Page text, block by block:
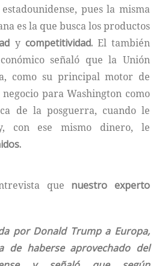
pues la misma
es la que busca los productos
y competitividad.El también
señaló que la Unión
como su principal motor de
para Washington como
de la posguerra, cuando le
con ese mismo dinero, le
que nuestro experto
por Donald Trump a Europa,
de haberse aprovechado del